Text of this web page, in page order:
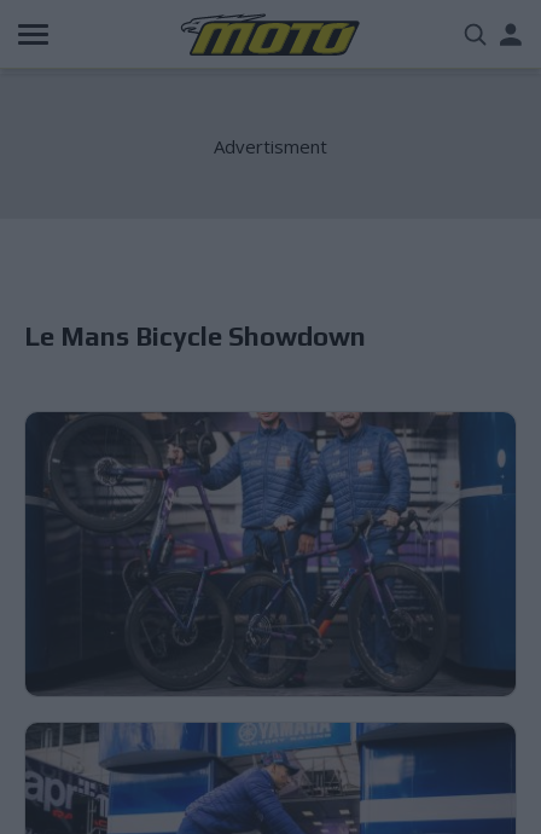
Παράκαμψη
προς
Le Mans Bicycle Showdown